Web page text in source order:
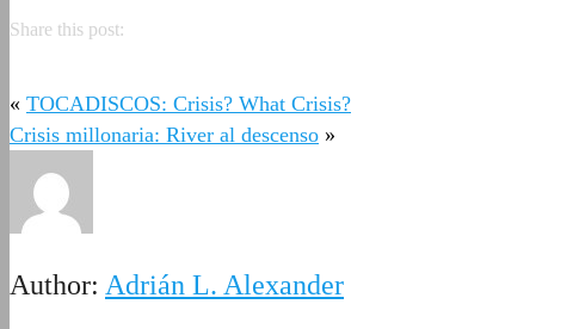
Share this post:
« TOCADISCOS: Crisis? What Crisis?
Crisis millonaria: River al descenso »
Author: Adrián L. Alexander